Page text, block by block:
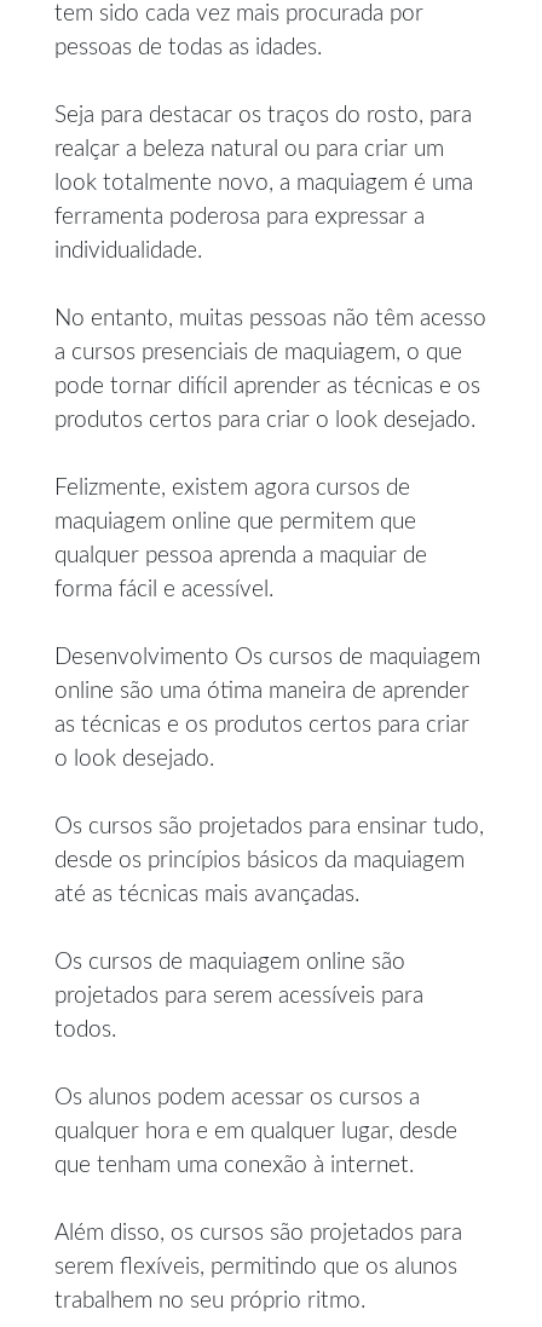
tem sido cada vez mais procurada por
pessoas de todas as idades.
Seja para destacar os traços do rosto, para
realçar a beleza natural ou para criar um
look totalmente novo, a maquiagem é uma
ferramenta poderosa para expressar a
individualidade.
No entanto, muitas pessoas não têm acesso
a cursos presenciais de maquiagem, o que
pode tornar difícil aprender as técnicas e os
produtos certos para criar o look desejado.
Felizmente, existem agora cursos de
maquiagem online que permitem que
qualquer pessoa aprenda a maquiar de
forma fácil e acessível.
Desenvolvimento Os cursos de maquiagem
online são uma ótima maneira de aprender
as técnicas e os produtos certos para criar
o look desejado.
Os cursos são projetados para ensinar tudo,
desde os princípios básicos da maquiagem
até as técnicas mais avançadas.
Os cursos de maquiagem online são
projetados para serem acessíveis para
todos.
Os alunos podem acessar os cursos a
qualquer hora e em qualquer lugar, desde
que tenham uma conexão à internet.
Além disso, os cursos são projetados para
serem flexíveis, permitindo que os alunos
trabalhem no seu próprio ritmo.